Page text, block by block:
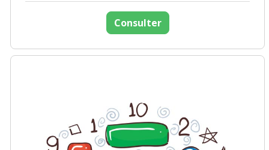
Consulter